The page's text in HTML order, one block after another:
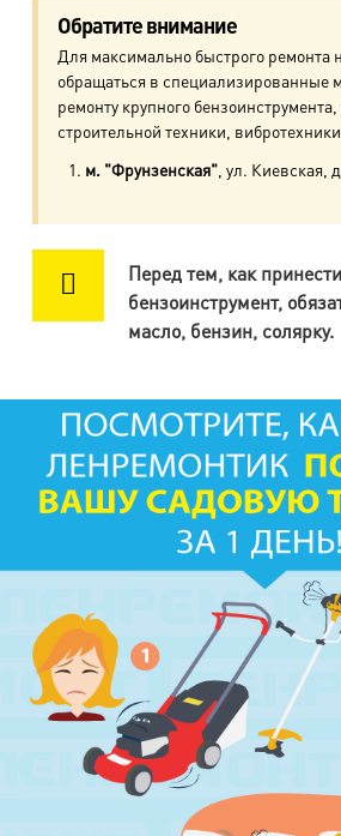
м.
пр.
м.
пр. Науки, д.8,
м. Озерки, м. Пр.
м. Автово
пр. Маршала Жукова,
м.
пр. Елизарова,
м.
ул. Белы Куна,
м. Пионерская
пр. Испытателей,
м. Гражданский
ул. Ушинского,
Обратите внимание
Для максимально быстрого ремонта
обращаться в специализированные
ремонту крупного бензоинструмента,
строительной техники,
м. "Фрунзенская" , ул. Киевская,
Перед тем, как
бензоинструмент,
масло, бензин, солярку.